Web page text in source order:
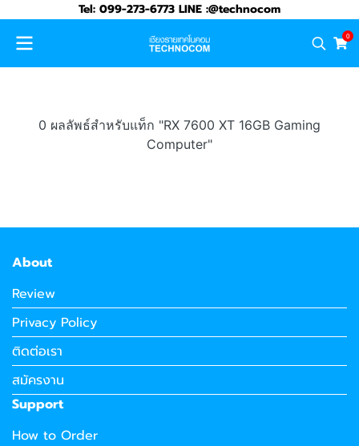
Tel: 099-273-6773 LINE :@technocom
0
0 ผลลัพธ์สำหรับแท็ก "RX 7600 XT 16GB Gaming
Computer"
About
Review
Privacy Policy
ติดต่อเรา
สมัครงาน
Support
How to Order